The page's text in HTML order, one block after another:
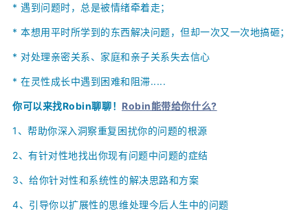
* 遇到问题时，总是被情绪牵着走；
* 本想用平时所学到的东西解决问题，但却一次又一次地搞砸；
* 对处理亲密关系、家庭和亲子关系失去信心
* 在灵性成长中遇到困难和阻滞.....
你可以来找Robin聊聊！ Robin能带给你什么?
1、帮助你深入洞察重复困扰你的问题的根源
2、有针对性地找出你现有问题中问题的症结
3、给你针对性和系统性的解决思路和方案
4、引导你以扩展性的思维处理今后人生中的问题